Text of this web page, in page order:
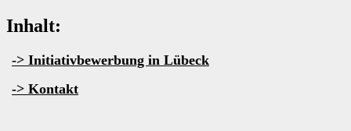
Inhalt:
-> Initiativbewerbung in Lübeck
-> Kontakt